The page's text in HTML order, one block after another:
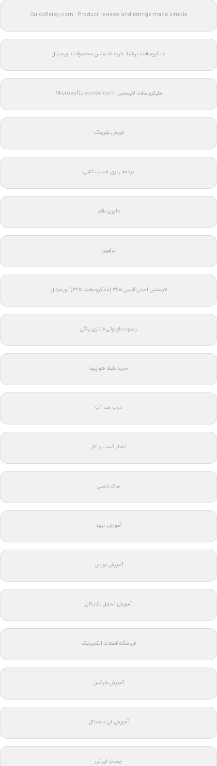
QuickRatey.com : Product reviews and ratings made simple
مایکروسافت پرشیا: خرید لایسنس محصولات اورجینال
مایکروسافت لایسنس: MicrosoftLicense.com
فروش بلبرینگ
برنامه ریزی اسباب کشی
داروی بلغم
تراوین
لایسنس اصلی آفیس ۳۶۵ (مایکروسافت ۳۶۵) اورجینال
ریموت بلوتوثی فانتزی رنگی
خرید بلیط هواپیما
درب ضد آب
اخبار کسب و کار
ساک دستی
آموزش ترید
آموزش بورس
آموزش تحلیل تکنیکال
فروشگاه قطعات الکترونیک
آموزش فارکس
آموزش ارز دیجیتال
چسب ایرانی